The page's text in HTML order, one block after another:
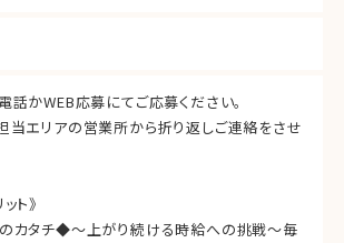
話かWEB応募にてご応募ください。
当エリアの営業所から折り返しご連絡をさせ
ト》
カタチ◆～上がり続ける時給への挑戦～毎